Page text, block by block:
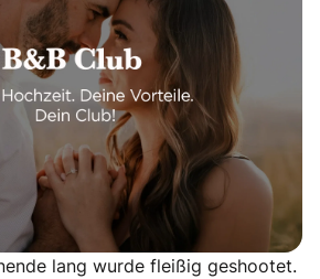
lang wurde fleißig geshootet.